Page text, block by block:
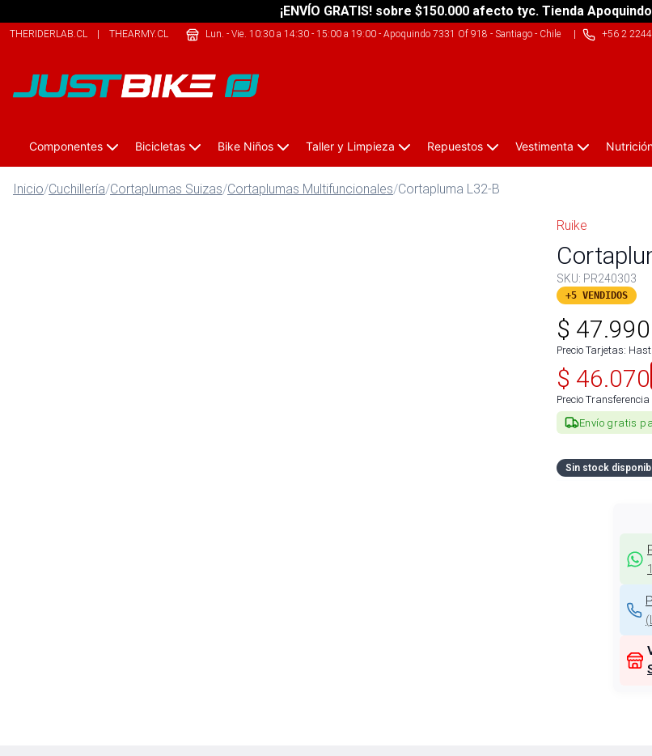
¡ENVÍO GRATIS! sobre $150.000 afecto tyc. Tienda
THERIDERLAB.CL | THEARMY.CL |THECLIMB.CL
Lun. - Vie. 10:30 a 14:30 - 15:00 a 19:00- Apoquindo 7331 Of 918 - Santiago - Chile| +56 2
Componentes Bicicletas Bike Niños Taller y Limpieza Repuestos Vestimenta
Inicio/Cuchillería/Cortaplumas Suizas/Cortaplumas Multifuncionales/Cortapluma L32-B
Ruike
SKU: PR240303
+5 VENDIDOS
$ 47.990
Precio Tarjetas:
$ 46.070
Precio
Envío gratis
Sin stock
(